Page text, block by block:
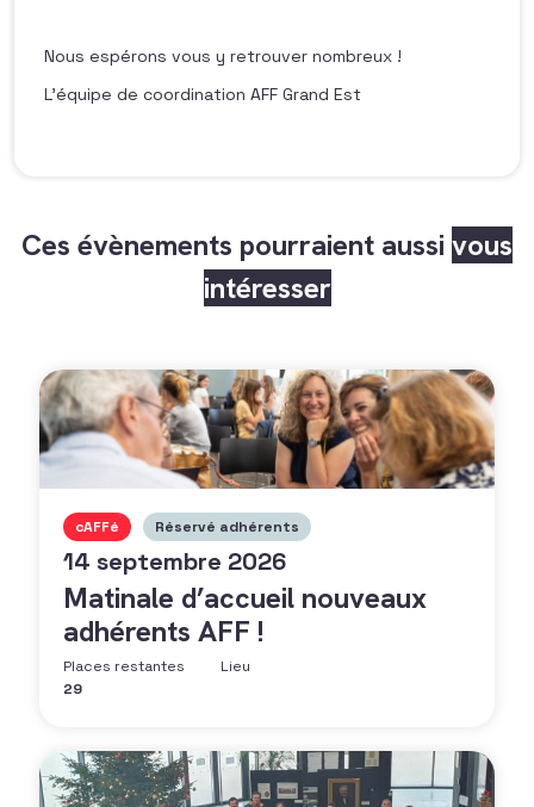
Nous espérons vous y retrouver nombreux !
L’équipe de coordination AFF Grand Est
Ces évènements pourraient aussi vous
intéresser
cAFFé Réservé adhérents
14 septembre 2026
Matinale d’accueil nouveaux
adhérents AFF !
Places restantes
29
Lieu